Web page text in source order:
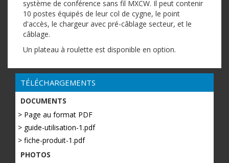
système de conférence sans fil MXCW. Il peut contenir
10 postes équipés de leur col de cygne, le point
d'accès, le chargeur avec pré-câblage secteur, et le
câblage.
Un plateau à roulette est disponible en option.
TÉLÉCHARGEMENTS
DOCUMENTS
> Page au format PDF
> guide-utilisation-1.pdf
> fiche-produit-1.pdf
PHOTOS